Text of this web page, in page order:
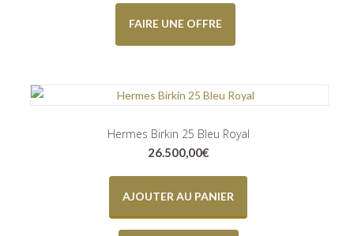
FAIRE UNE OFFRE
Hermes Birkin 25 Bleu Royal
26.500,00€
AJOUTER AU PANIER